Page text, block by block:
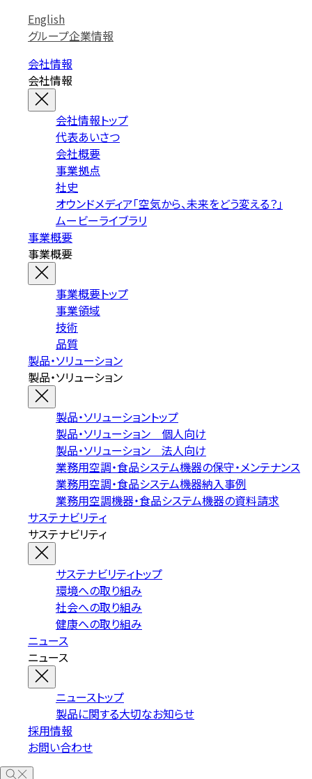
English
グループ企業情報
会社情報
会社情報
会社情報トップ
代表あいさつ
会社概要
事業拠点
社史
オウンドメディア「空気から、未来をどう変える？」
ムービーライブラリ
事業概要
事業概要
事業概要トップ
事業領域
技術
品質
製品・ソリューション
製品・ソリューション
製品・ソリューショントップ
製品・ソリューション 個人向け
製品・ソリューション 法人向け
業務用空調・食品システム機器の保守・メンテナンス
業務用空調・食品システム機器納入事例
業務用空調機器・食品システム機器の資料請求
サステナビリティ
サステナビリティ
サステナビリティトップ
環境への取り組み
社会への取り組み
健康への取り組み
ニュース
ニュース
ニューストップ
製品に関する大切なお知らせ
採用情報
お問い合わせ